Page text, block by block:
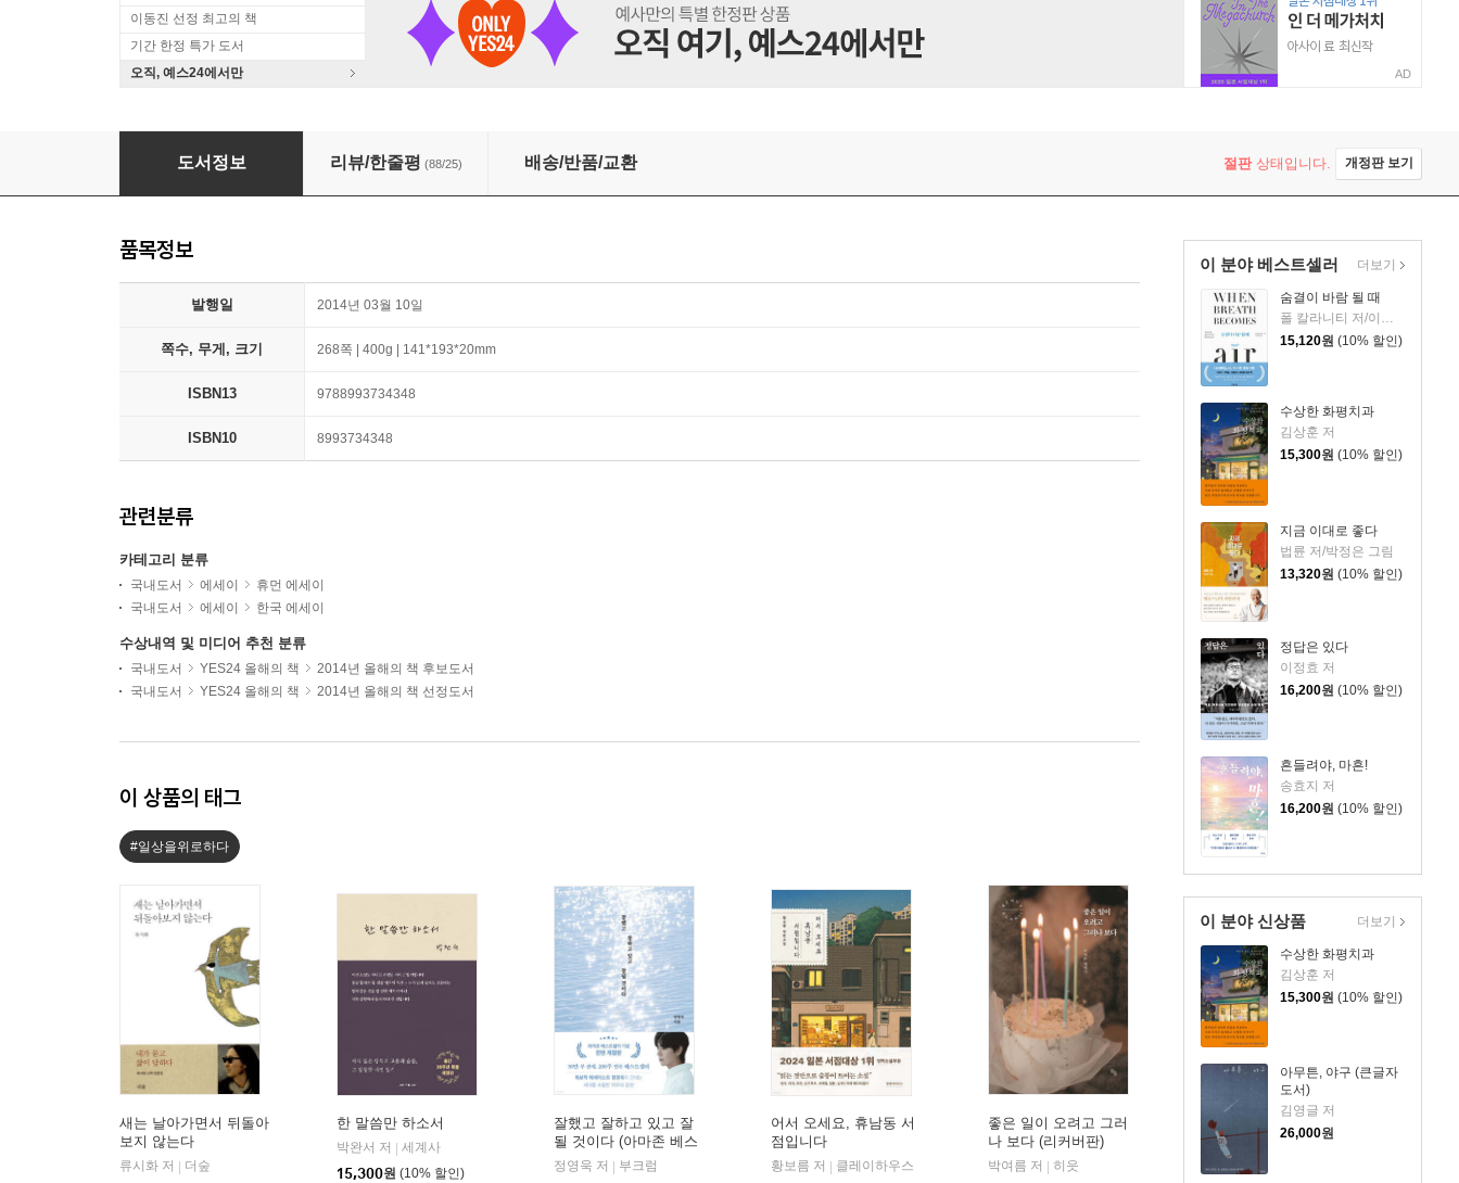
이동진 선정 최고의 책
기간 한정 특가 도서
오직, 예스24에서만
AD
어떤 하루
도서정보 리뷰/한줄평 (88/25) 배송/반품/교환 절판상태입니다. 개정판 보기
이 분야 베스트셀러
숨결이 바람 될 때
폴 칼라니티 저/이종인 역
15,120원 (10% 할인)
수상한 화평치과
김상훈 저
15,300원 (10% 할인)
지금 이대로 좋다
법륜 저/박정은 그림
13,320원 (10% 할인)
정답은 있다
이정효 저
16,200원 (10% 할인)
흔들려야, 마흔!
송효지 저
16,200원 (10% 할인)
더보기
이 분야 신상품
수상한 화평치과
김상훈 저
15,300원 (10% 할인)
아무튼, 야구 (큰글자
도서)
김영글 저
26,000원
더보기
품목정보
발행일 2014년 03월 10일
쪽수, 무게, 크기 268쪽 | 400g | 141*193*20mm
ISBN13 9788993734348
ISBN10 8993734348
관련분류
카테고리 분류
국내도서 에세이
휴먼 에세이
국내도서
에세이 한국 에세이
수상내역 및 미디어 추천 분류
국내도서 YES24 올해의 책
2014년 올해의 책 후보도서
국내도서
YES24 올해의 책 2014년 올해의 책 선정도서
이 상품의 태그
#일상을위로하다
새는 날아가면서 뒤돌아
보지 않는다
류시화 저
더숲
한 말씀만 하소서
박완서 저
세계사
15,300원 (10% 할인)
잘했고 잘하고 있고 잘
될 것이다 (아마존 베스
트셀러 기념 전면 개정
정영욱 저
부크럼
어서 오세요, 휴남동 서
점입니다
황보름 저
클레이하우스
좋은 일이 오려고 그러
나 보다 (리커버판)
박여름 저
히읏